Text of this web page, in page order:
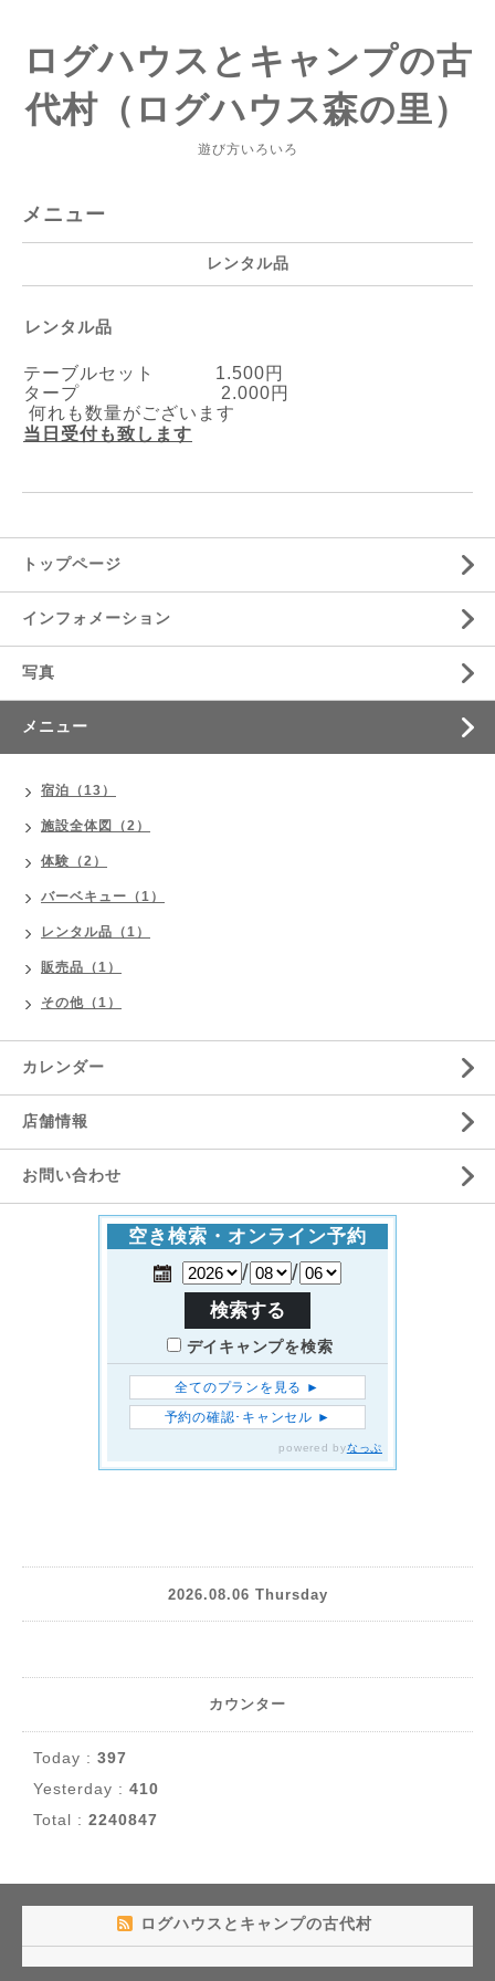
ログハウスとキャンプの古
代村（ログハウス森の里）
遊び方いろいろ
メニュー
レンタル品
レンタル品
テーブルセット 1.500円
タープ 2.000円
何れも数量がございます
当日受付も致します
トップページ
インフォメーション
写真
メニュー
宿泊（13）
施設全体図（2）
体験（2）
バーベキュー（1）
レンタル品（1）
販売品（1）
その他（1）
カレンダー
店舗情報
お問い合わせ
2026.08.06 Thursday
カウンター
Today : 397
Yesterday : 410
Total : 2240847
ログハウスとキャンプの古代村